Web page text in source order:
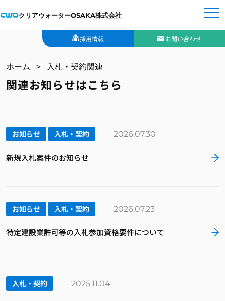
クリアウォーターOSAKA株式会社
採用情報 お問い合わせ
ホーム 入札・契約関連
関連お知らせはこちら
お知らせ 入札・契約 2026.07.30
新規入札案件のお知らせ
お知らせ 入札・契約 2026.07.23
特定建設業許可等の入札参加資格要件について
入札・契約 2025.11.04